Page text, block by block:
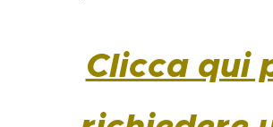
Clicca qui